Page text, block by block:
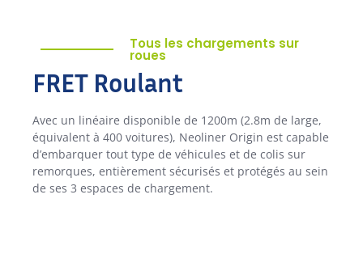
Tous les chargements sur
roues
FRET Roulant
Avec un linéaire disponible de 1200m (2.8m de large,
équivalent à 400 voitures), Neoliner Origin est capable
d’embarquer tout type de véhicules et de colis sur
remorques, entièrement sécurisés et protégés au sein
de ses 3 espaces de chargement.